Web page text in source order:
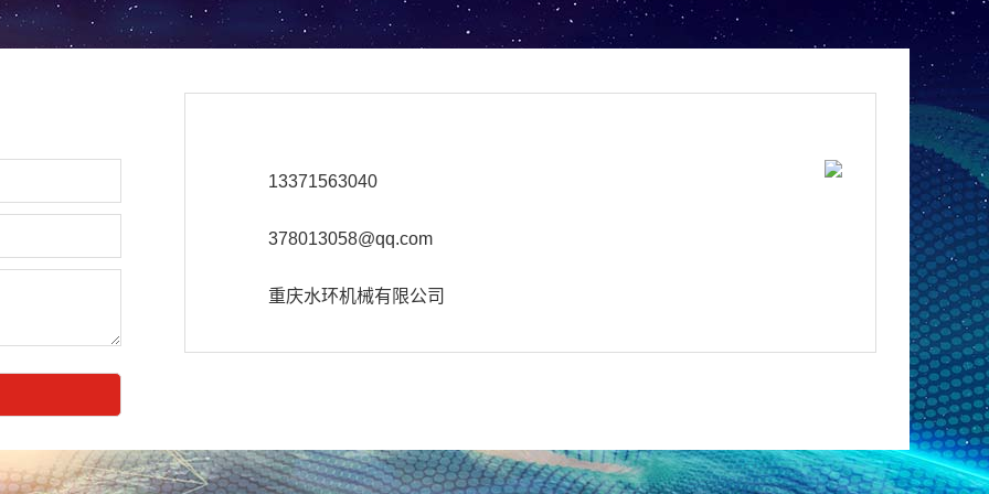
13371563040
378013058@qq.com
重庆水环机械有限公司